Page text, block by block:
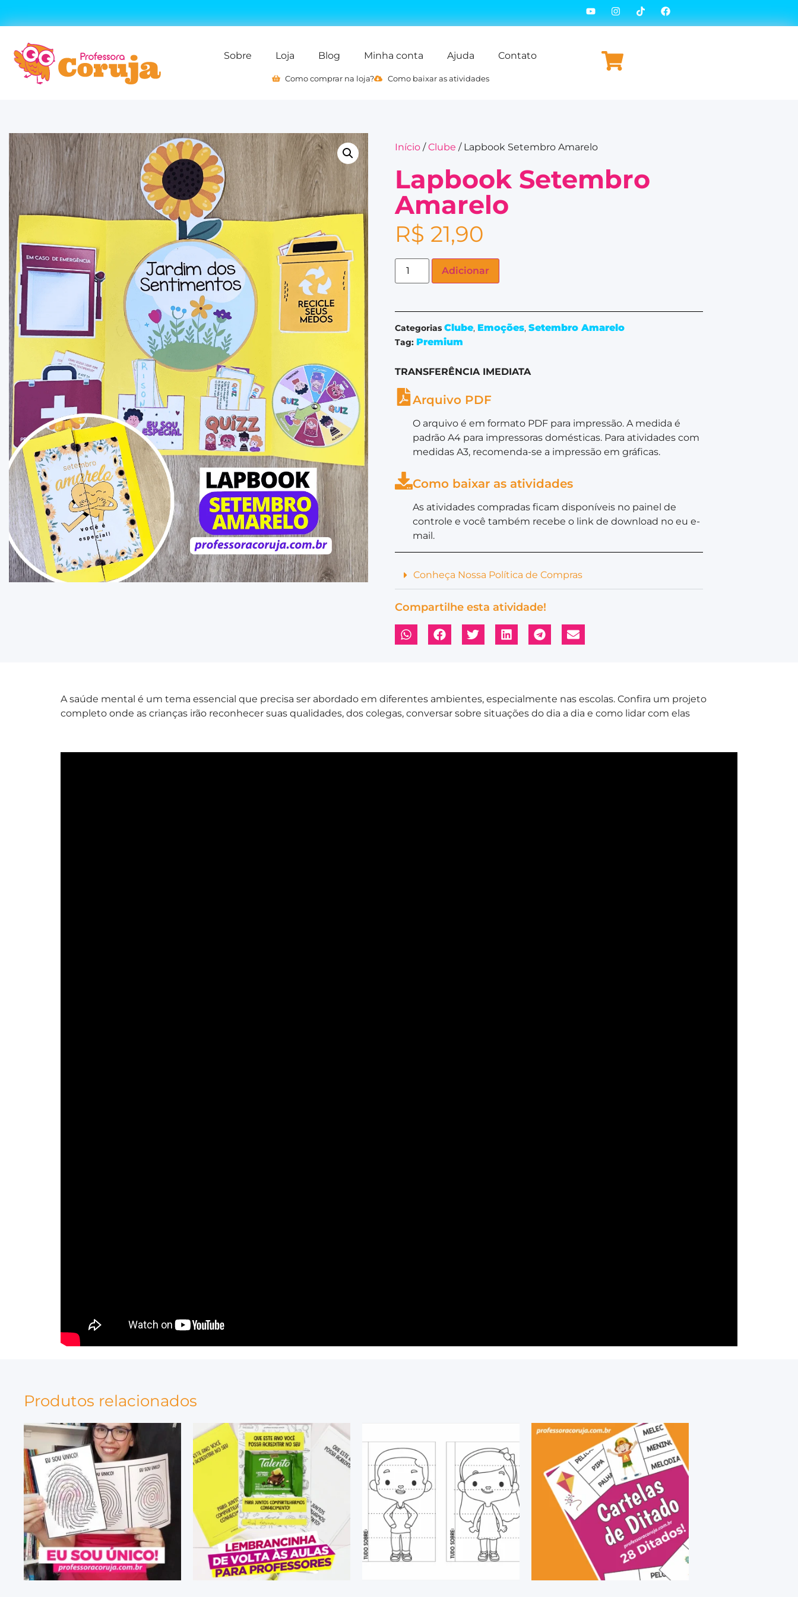
Sobre Loja Blog Minha conta Ajuda Contato
Como comprar na loja? Como baixar as atividades
Início /Clube / Lapbook Setembro Amarelo
Lapbook Setembro
Amarelo
R$ 21,90
Adicionar
Categorias Clube, Emoções, Setembro Amarelo
Tag: Premium
TRANSFERÊNCIA IMEDIATA
Arquivo PDF
O arquivo é em formato PDF para impressão. A medida é
padrão A4 para impressoras domésticas. Para atividades com
medidas A3, recomenda-se a impressão em gráficas.
Como baixar as atividades
As atividades compradas ficam disponíveis no painel de
controle e você também recebe o link de download no eu e-
mail.
Conheça Nossa Política de Compras
Compartilhe esta atividade!
A saúde mental é um tema essencial que precisa ser abordado em diferentes ambientes, especialmente nas escolas. Confira um projeto
completo onde as crianças irão reconhecer suas qualidades, dos colegas, conversar sobre situações do dia a dia e como lidar com elas
Produtos relacionados